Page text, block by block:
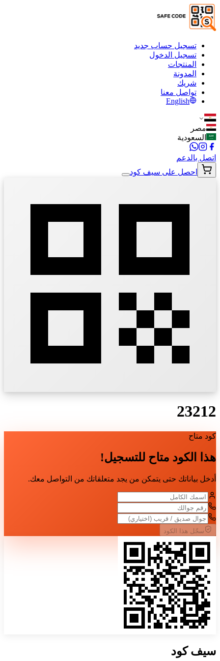
تسجيل حساب جديد
تسجيل الدخول
المنتجات
المدونة
شريك
تواصل معنا
English
مصر
السعودية
اتصل بالدعم
احصل على سيف كود
23212
كود متاح
هذا الكود متاح للتسجيل!
أدخل بياناتك حتى يتمكن من يجد متعلقاتك من التواصل معك.
سجّل هذا الكود
سيفكود